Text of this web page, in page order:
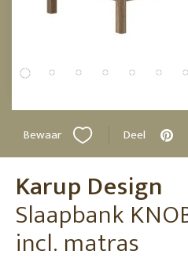
Bewaar Deel
Karup Design
Slaapbank
incl. matras